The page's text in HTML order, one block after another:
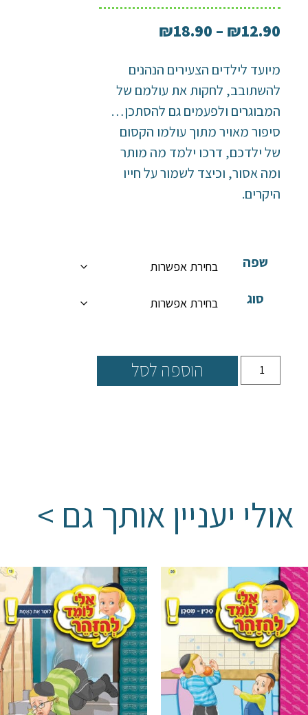
₪12.90
–
₪18.90
מיועד לילדים הצעירים הנהנים
להשתובב, לחקות את עולמם של
המבוגרים ולפעמים גם להסתכן…
סיפור מאויר מתוך עולמו הקסום
של ילדכם, דרכו ילמד מה מותר
ומה אסור, וכיצד לשמור על חייו
היקרים.
שפה
סוג
הוספה לסל
אולי יעניין אותך גם >